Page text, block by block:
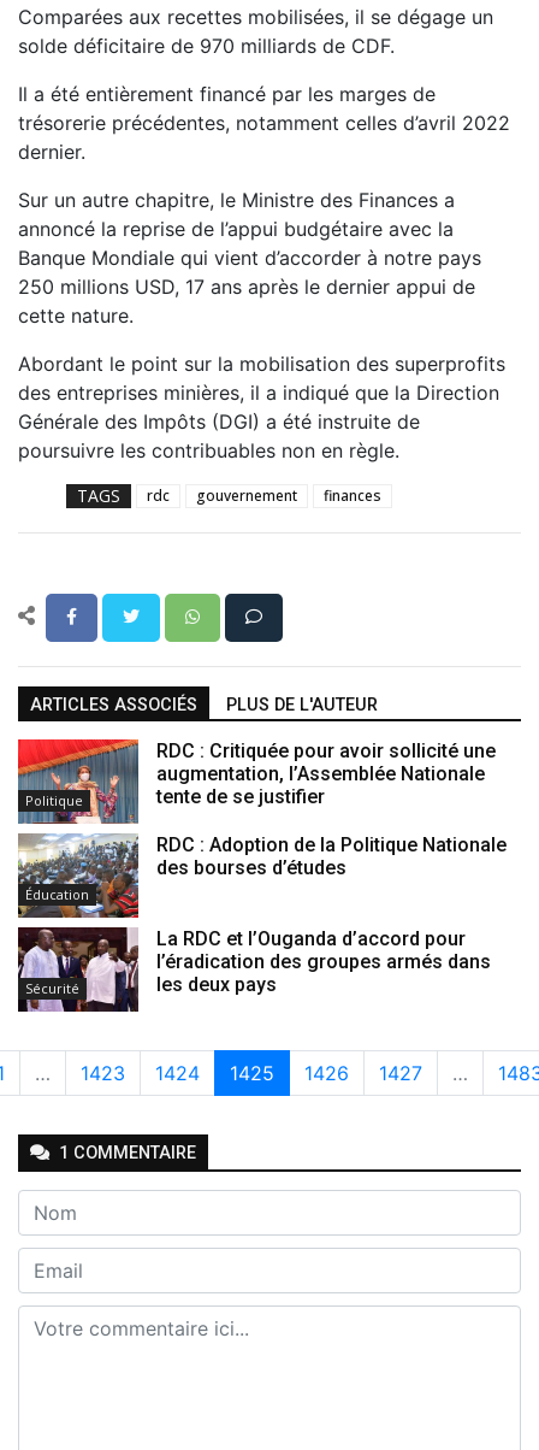
Comparées aux recettes mobilisées, il se dégage un
solde déficitaire de 970 milliards de CDF.
Il a été entièrement financé par les marges de
trésorerie précédentes, notamment celles d’avril 2022
dernier.
Sur un autre chapitre, le Ministre des Finances a
annoncé la reprise de l’appui budgétaire avec la
Banque Mondiale qui vient d’accorder à notre pays
250 millions USD, 17 ans après le dernier appui de
cette nature.
Abordant le point sur la mobilisation des superprofits
des entreprises minières, il a indiqué que la Direction
Générale des Impôts (DGI) a été instruite de
poursuivre les contribuables non en règle.
TAGS rdc gouvernement finances
ARTICLES ASSOCIÉS PLUS DE L'AUTEUR
Politique
RDC : Critiquée pour avoir sollicité une
augmentation, l’Assemblée Nationale
tente de se justifier
Éducation
RDC : Adoption de la Politique Nationale
des bourses d’études
Sécurité
La RDC et l’Ouganda d’accord pour
l’éradication des groupes armés dans
les deux pays
… 1423 1424 1425 1426 1427 …
1 COMMENTAIRE